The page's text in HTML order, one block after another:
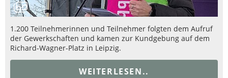
1.200 Teilnehmerinnen und Teilnehmer folgten dem Aufruf
der Gewerkschaften und kamen zur Kundgebung auf dem
Richard-Wagner-Platz in Leipzig.
WEITERLESEN..